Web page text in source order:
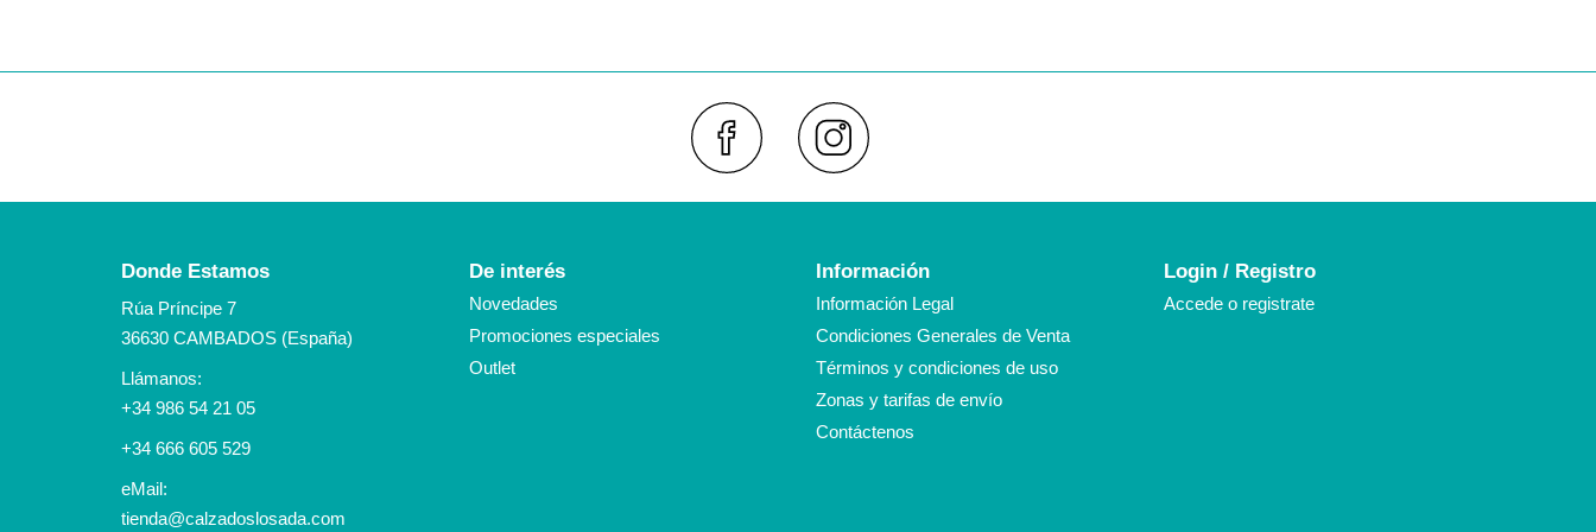
Facebook
Donde Estamos
Rúa Príncipe 7
36630 CAMBADOS (España)
Llámanos:
+34 986 54 21 05
+34 666 605 529
eMail:
tienda@calzadoslosada.com
De interés
Novedades
Promociones especiales
Outlet
Información
Información Legal
Condiciones Generales de Venta
Términos y condiciones de uso
Zonas y tarifas de envío
Contáctenos
Login / Registro
Accede o registrate